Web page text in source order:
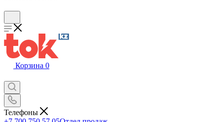
Корзина 0
Телефоны